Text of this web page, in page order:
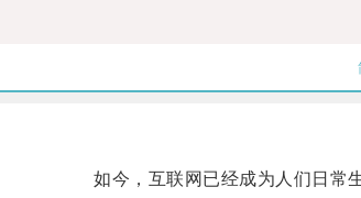
如今，互联网已经成为人们日常生